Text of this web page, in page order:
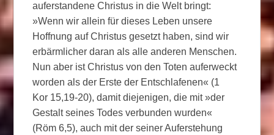
auferstandene Christus in die Welt bringt:
»Wenn wir allein für dieses Leben unsere
Hoffnung auf Christus gesetzt haben, sind wir
erbärmlicher daran als alle anderen Menschen.
Nun aber ist Christus von den Toten auferweckt
worden als der Erste der Entschlafenen« (1
Kor 15,19-20), damit diejenigen, die mit »der
Gestalt seines Todes verbunden wurden«
(Röm 6,5), auch mit der seiner Auferstehung